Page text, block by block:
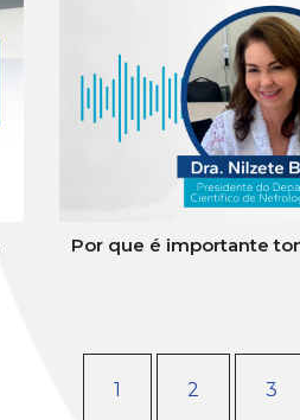
Por que é importante
1 2 3